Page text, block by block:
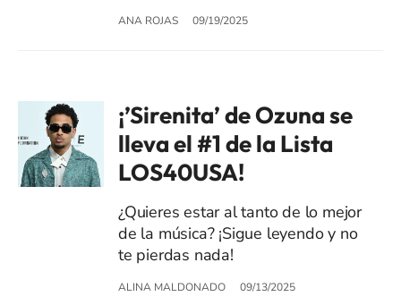
ANA ROJAS 09/19/2025
¡’Sirenita’ de Ozuna se
lleva el #1 de la Lista
LOS40USA!
¿Quieres estar al tanto de lo mejor
de la música? ¡Sigue leyendo y no
te pierdas nada!
ALINA MALDONADO 09/13/2025